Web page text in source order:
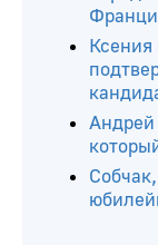
Читайте
в
76-